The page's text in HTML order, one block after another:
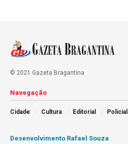
© 2021 Gazeta Bragantina
Navegação
Cidade Cultura Editorial Policial
Desenvolvimento Rafael Souza